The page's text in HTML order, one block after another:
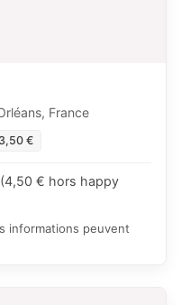
France
€
€ hors happy
informations peuvent